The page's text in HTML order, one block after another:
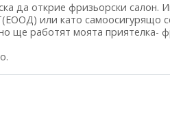
да открие фризьорски салон.
или като самоосигурящо
ще работят моята приятелка-